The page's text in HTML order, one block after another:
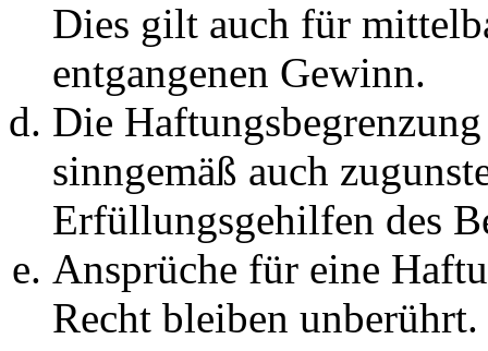
Dies gilt auch für
entgangenen Gewinn.
Die
sinngemäß auch
Erfüllungsgehilfen des
Ansprüche für eine
Recht bleiben unberührt.